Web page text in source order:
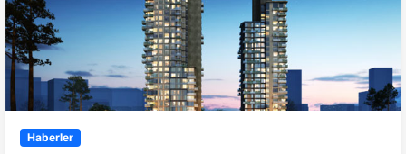
Haberler